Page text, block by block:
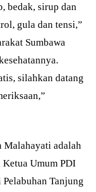
bedak, sirup dan
gula dan tensi,”
Sumbawa
silahkan datang
Malahayati adalah
Umum PDI
Tanjung